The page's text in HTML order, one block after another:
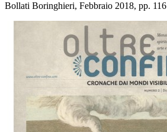
Bollati Boringhieri, Febbraio 2018, pp. 116